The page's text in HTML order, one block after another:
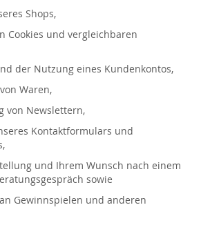
Shops,
Cookies und vergleichbaren
der Nutzung eines Kundenkontos,
Waren,
von Newslettern,
Kontaktformulars und
und Ihrem Wunsch nach einem
sowie
Gewinnspielen und anderen